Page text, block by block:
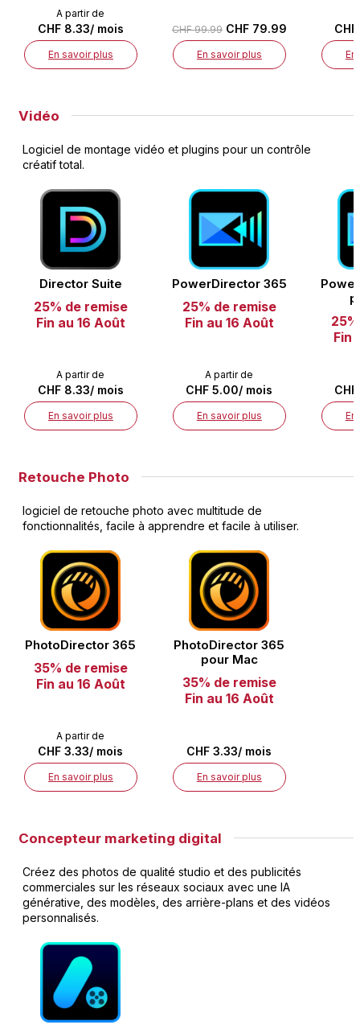
A partir de
CHF 8.33/ mois
En savoir plus
CHF 99.99 CHF 79.99
En savoir plus
Vidéo
Logiciel de montage vidéo et plugins pour un contrôle
créatif total.
Director Suite
25% de remise
Fin au 16 Août
A partir de
CHF 8.33/ mois
En savoir plus
PowerDirector 365
25% de remise
Fin au 16 Août
A partir de
CHF 5.00/ mois
En savoir plus
Fin
Retouche Photo
logiciel de retouche photo avec multitude de
fonctionnalités, facile à apprendre et facile à utiliser.
PhotoDirector 365
35% de remise
Fin au 16 Août
A partir de
CHF 3.33/ mois
En savoir plus
PhotoDirector 365
pour Mac
35% de remise
Fin au 16 Août
CHF 3.33/ mois
En savoir plus
Concepteur marketing digital
Créez des photos de qualité studio et des publicités
commerciales sur les réseaux sociaux avec une IA
générative, des modèles, des arrière-plans et des vidéos
personnalisés.​